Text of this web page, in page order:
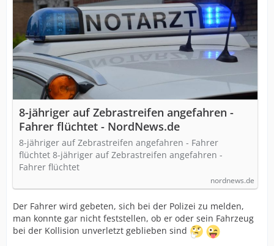
8-jähriger auf Zebrastreifen angefahren -
Fahrer flüchtet - NordNews.de
8-jähriger auf Zebrastreifen angefahren - Fahrer
flüchtet 8-jähriger auf Zebrastreifen angefahren -
Fahrer flüchtet
nordnews.de
Der Fahrer wird gebeten, sich bei der Polizei zu melden,
man konnte gar nicht feststellen, ob er oder sein Fahrzeug
bei der Kollision unverletzt geblieben sind